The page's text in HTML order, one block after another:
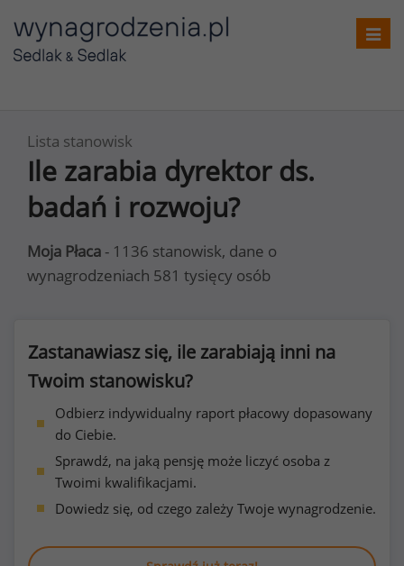
Lista stanowisk
Ile zarabia dyrektor ds.
badań i rozwoju?
Moja Płaca - 1136 stanowisk, dane o
wynagrodzeniach 581 tysięcy osób
Zastanawiasz się, ile zarabiają inni na
Twoim stanowisku?
Odbierz indywidualny raport płacowy dopasowany
do Ciebie.
Sprawdź, na jaką pensję może liczyć osoba z
Twoimi kwalifikacjami.
Dowiedz się, od czego zależy Twoje wynagrodzenie.